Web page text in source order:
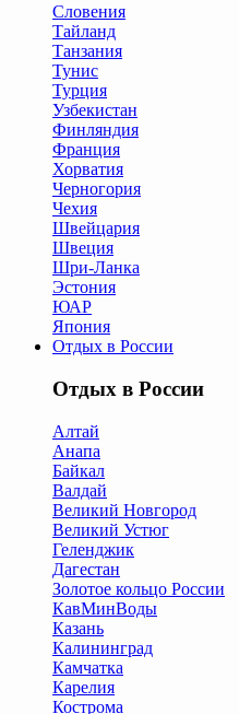
Словения
Тайланд
Танзания
Тунис
Турция
Узбекистан
Финляндия
Франция
Хорватия
Черногория
Чехия
Швейцария
Швеция
Шри-Ланка
Эстония
ЮАР
Япония
Отдых в России
Отдых в России
Алтай
Анапа
Байкал
Валдай
Великий Новгород
Великий Устюг
Геленджик
Дагестан
Золотое кольцо России
КавМинВоды
Казань
Калининград
Камчатка
Карелия
Кострома